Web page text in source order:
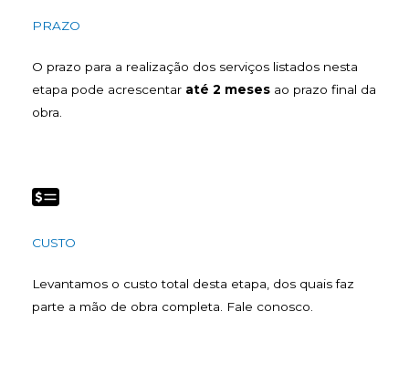
PRAZO
O prazo para a realização dos serviços listados nesta
etapa pode acrescentar até 2 meses ao prazo final da
obra.
CUSTO
Levantamos o custo total desta etapa, dos quais faz
parte a mão de obra completa. Fale conosco.